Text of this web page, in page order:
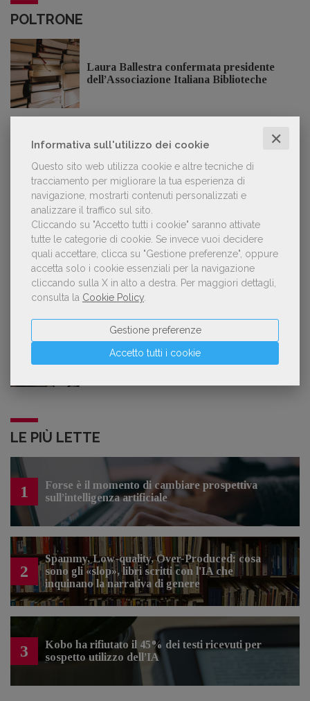
Informativa sull'utilizzo dei cookie ✕
Questo sito web utilizza cookie e altre tecniche di
tracciamento per migliorare la tua esperienza di
navigazione, mostrarti contenuti personalizzati e
analizzare il traffico sul sito.
Cliccando su "Accetto tutti i cookie" saranno attivate
tutte le categorie di cookie. Se invece vuoi decidere
quali accettare, clicca su "Gestione preferenze", oppure
accetta solo i cookie essenziali per la navigazione
cliccando sulla X in alto a destra.
Per maggiori dettagli,
consulta la Cookie Policy
Accetto tutti i cookie
Gestione preferenze
POLTRONE
Laura Ballestra confermata presidente
dell’Associazione Italiana Biblioteche
GDL TV
Lorenzo Armando (gruppo Piccoli editori
AIE): «Lavoriamo per tutelare chi, anche
su piccola scala, opera con un vero
approccio d'impresa»
OFFERTE DI LAVORO
editoria
LE PIÙ LETTE
1
Forse è il momento di cambiare prospettiva
sull’intelligenza artificiale
2
Spammy, Low-quality, Over-Produced: cosa
sono gli «slop», libri scritti con l'IA che
inquinano la narrativa di genere
3
Kobo ha rifiutato il 45% dei testi ricevuti per
sospetto utilizzo dell’IA